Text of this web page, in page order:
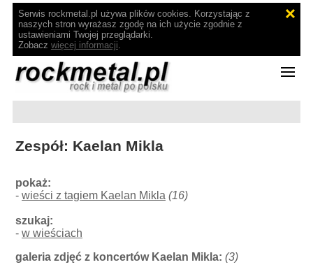
Serwis rockmetal.pl używa plików cookies. Korzystając z
naszych stron wyrażasz zgodę na ich użycie zgodnie z
ustawieniami Twojej przeglądarki.
Zobacz więcej informacji.
Zespół: Kaelan Mikla
pokaż:
-wieści z tagiem Kaelan Mikla (16)
szukaj:
-w wieściach
galeria zdjęć z koncertów Kaelan Mikla: (3)